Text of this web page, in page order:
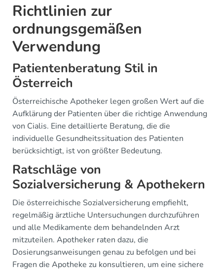
Richtlinien zur
ordnungsgemäßen
Verwendung
Patientenberatung Stil in
Österreich
Österreichische Apotheker legen großen Wert auf die
Aufklärung der Patienten über die richtige Anwendung
von Cialis. Eine detaillierte Beratung, die die
individuelle Gesundheitssituation des Patienten
berücksichtigt, ist von größter Bedeutung.
Ratschläge von
Sozialversicherung & Apothekern
Die österreichische Sozialversicherung empfiehlt,
regelmäßig ärztliche Untersuchungen durchzuführen
und alle Medikamente dem behandelnden Arzt
mitzuteilen. Apotheker raten dazu, die
Dosierungsanweisungen genau zu befolgen und bei
Fragen die Apotheke zu konsultieren, um eine sichere